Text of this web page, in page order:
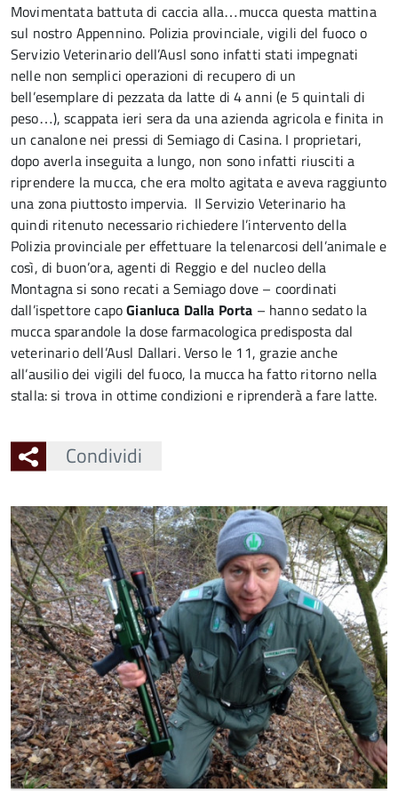
Movimentata battuta di caccia alla…mucca questa mattina
sul nostro Appennino. Polizia provinciale, vigili del fuoco o
Servizio Veterinario dell’Ausl sono infatti stati impegnati
nelle non semplici operazioni di recupero di un
bell’esemplare di pezzata da latte di 4 anni (e 5 quintali di
peso…), scappata ieri sera da una azienda agricola e finita in
un canalone nei pressi di Semiago di Casina. I proprietari,
dopo averla inseguita a lungo, non sono infatti riusciti a
riprendere la mucca, che era molto agitata e aveva raggiunto
una zona piuttosto impervia. Il Servizio Veterinario ha
quindi ritenuto necessario richiedere l’intervento della
Polizia provinciale per effettuare la telenarcosi dell’animale e
così, di buon’ora, agenti di Reggio e del nucleo della
Montagna si sono recati a Semiago dove – coordinati
dall’ispettore capoGianluca Dalla Porta – hanno sedato la
mucca sparandole la dose farmacologica predisposta dal
veterinario dell’Ausl Dallari. Verso le 11, grazie anche
all’ausilio dei vigili del fuoco, la mucca ha fatto ritorno nella
stalla: si trova in ottime condizioni e riprenderà a fare latte.
Condividi
Ingrandisci
l'immagine